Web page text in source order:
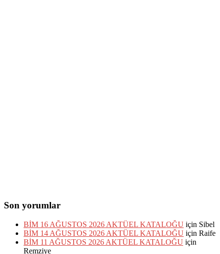
Son yorumlar
BİM 16 AĞUSTOS 2026 AKTÜEL KATALOĞU için Sibel
BİM 14 AĞUSTOS 2026 AKTÜEL KATALOĞU için Raife
BİM 11 AĞUSTOS 2026 AKTÜEL KATALOĞU için
Remziye